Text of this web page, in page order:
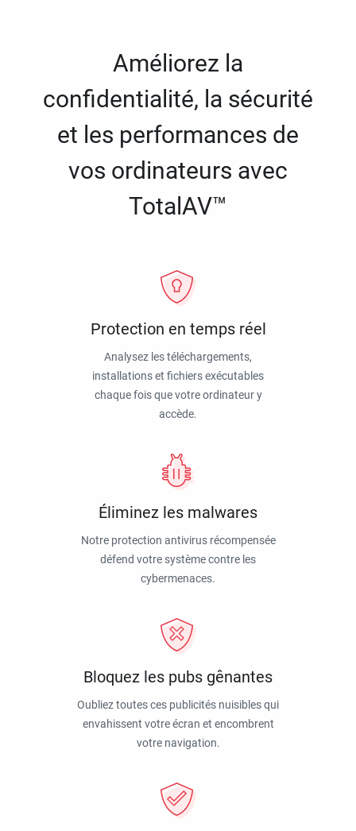
Améliorez la
confidentialité, la sécurité
et les performances de
vos ordinateurs avec
TotalAV™
Protection en temps réel
Analysez les téléchargements,
installations et fichiers exécutables
chaque fois que votre ordinateur y
accède.
Éliminez les malwares
Notre protection antivirus récompensée
défend votre système contre les
cybermenaces.
Bloquez les pubs gênantes
Oubliez toutes ces publicités nuisibles qui
envahissent votre écran et encombrent
votre navigation.